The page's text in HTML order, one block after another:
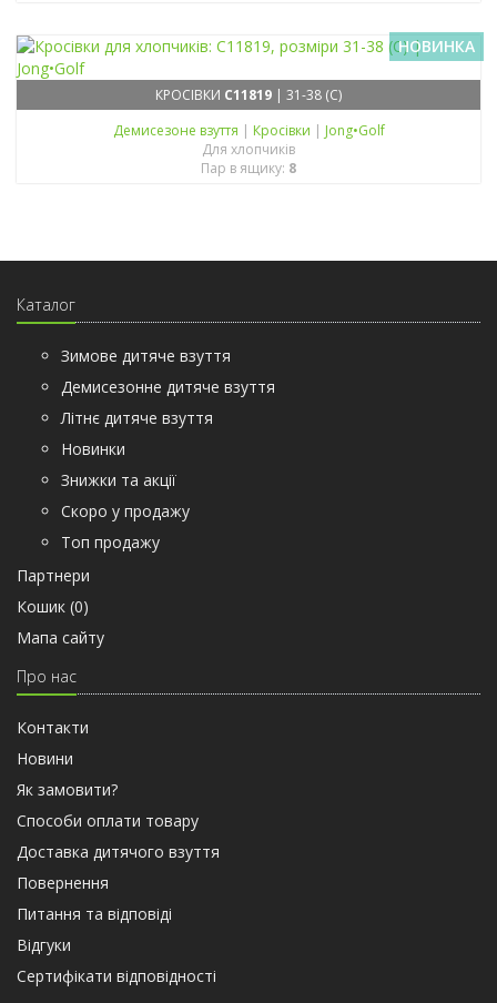
НОВИНКА
КРОСІВКИ C11819 | 31-38 (C)
Демисезонe взуття | Кросівки | Jong•Golf
Для хлопчиків
Пар в ящику: 8
Каталог
Зимове дитяче взуття
Демисезонне дитяче взуття
Літнє дитяче взуття
Новинки
Знижки та акції
Скоро у продажу
Топ продажу
Партнери
Кошик (0)
Мапа сайту
Про нас
Контакти
Новини
Як замовити?
Способи оплати товару
Доставка дитячого взуття
Повернення
Питання та відповіді
Відгуки
Сертифiкати вiдповiдностi